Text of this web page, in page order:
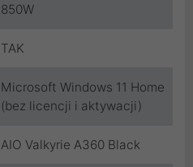
850W
TAK
Microsoft Windows 11 Home
(bez licencji i aktywacji)
AIO Valkyrie A360 Black